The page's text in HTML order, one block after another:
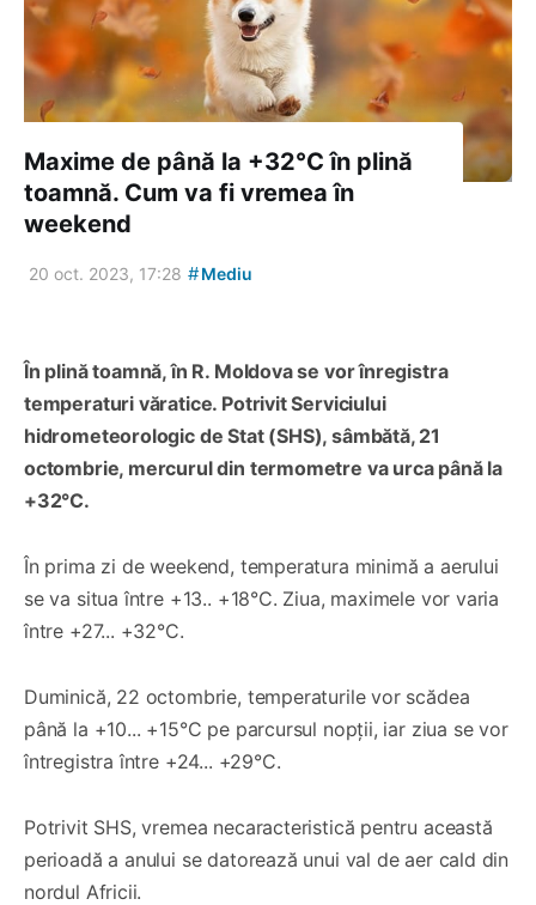
Maxime de până la +32°C în plină
toamnă. Cum va fi vremea în
weekend
20 oct. 2023, 17:28 #Mediu
În plină toamnă, în R. Moldova se vor înregistra
temperaturi văratice. Potrivit Serviciului
hidrometeorologic de Stat (SHS), sâmbătă, 21
octombrie, mercurul din termometre va urca până la
+32°C.
În prima zi de weekend, temperatura minimă a aerului
se va situa între +13.. +18°C. Ziua, maximele vor varia
între +27... +32°C.
Duminică, 22 octombrie, temperaturile vor scădea
până la +10... +15°C pe parcursul nopții, iar ziua se vor
întregistra între +24... +29°C.
Potrivit SHS, vremea necaracteristică pentru această
perioadă a anului se datorează unui val de aer cald din
nordul Africii.